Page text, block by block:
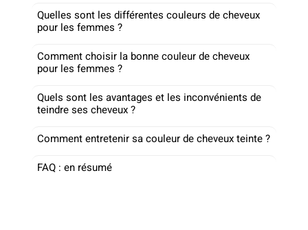
Quelles sont les différentes couleurs de cheveux
pour les femmes ?
Comment choisir la bonne couleur de cheveux
pour les femmes ?
Quels sont les avantages et les inconvénients de
teindre ses cheveux ?
Comment entretenir sa couleur de cheveux teinte ?
FAQ : en résumé